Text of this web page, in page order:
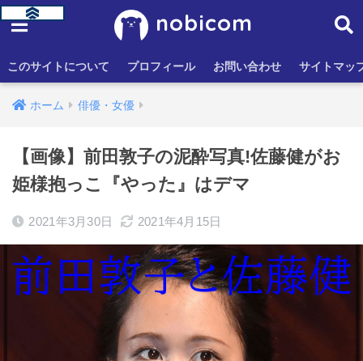
nobicom
このサイトについて プロフィール お問い合わせ サイトマッ
ホーム 俳優・女優
【画像】前田敦子の泥酔写真!佐藤健がお
姫様抱っこ『やった』はデマ
2021年3月30日 2021年4月15日